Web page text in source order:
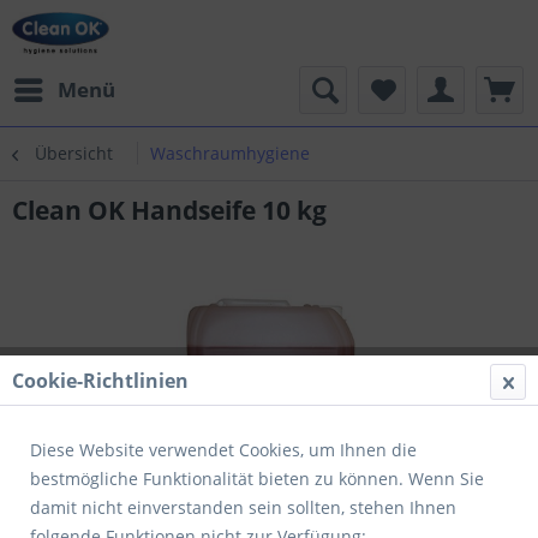
Menü
Übersicht Waschraumhygiene
Clean OK Handseife 10 kg
Cookie-Richtlinien
Diese Website verwendet Cookies, um Ihnen die
bestmögliche Funktionalität bieten zu können. Wenn Sie
damit nicht einverstanden sein sollten, stehen Ihnen